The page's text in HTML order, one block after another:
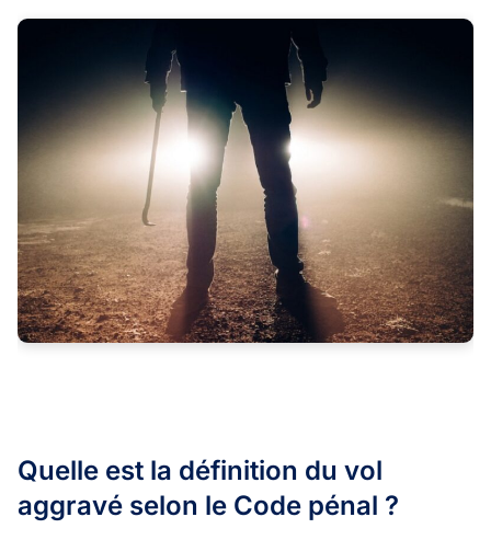
Quelle est la définition du vol
aggravé selon le Code pénal ?